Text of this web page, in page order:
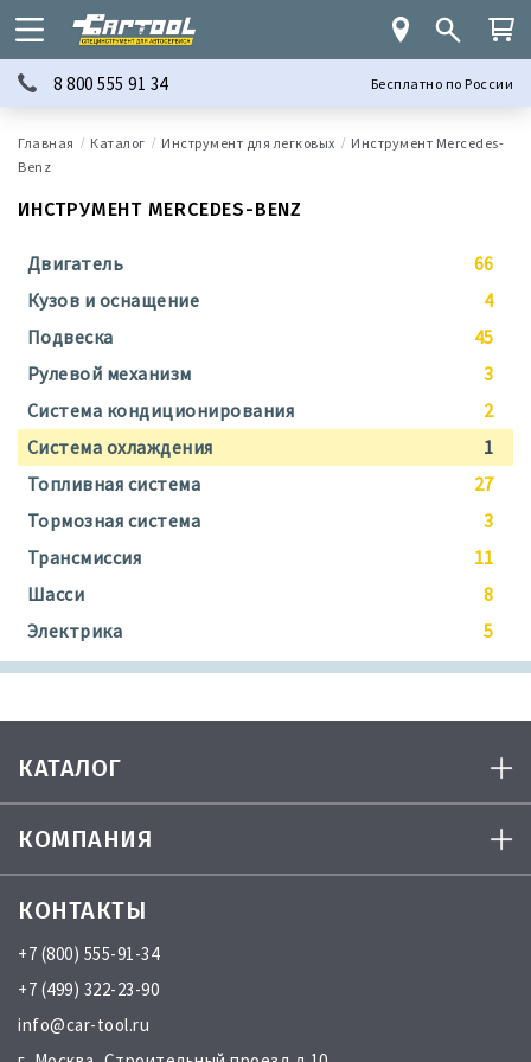
8 800 555 91 34 Бесплатно по России
Каталог Инструмент для легковых
Инструмент Mercedes-
Benz
ИНСТРУМЕНТ MERCEDES-BENZ
Двигатель
66
Кузов и оснащение
4
Подвеска
45
Рулевой механизм
3
Система кондиционирования
2
Система охлаждения
1
Топливная система
27
Тормозная система
3
Трансмиссия
11
Шасси
8
Электрика
5
КАТАЛОГ
КОМПАНИЯ
КОНТАКТЫ
+7 (800) 555-91-34
+7 (499) 322-23-90
info@car-tool.ru